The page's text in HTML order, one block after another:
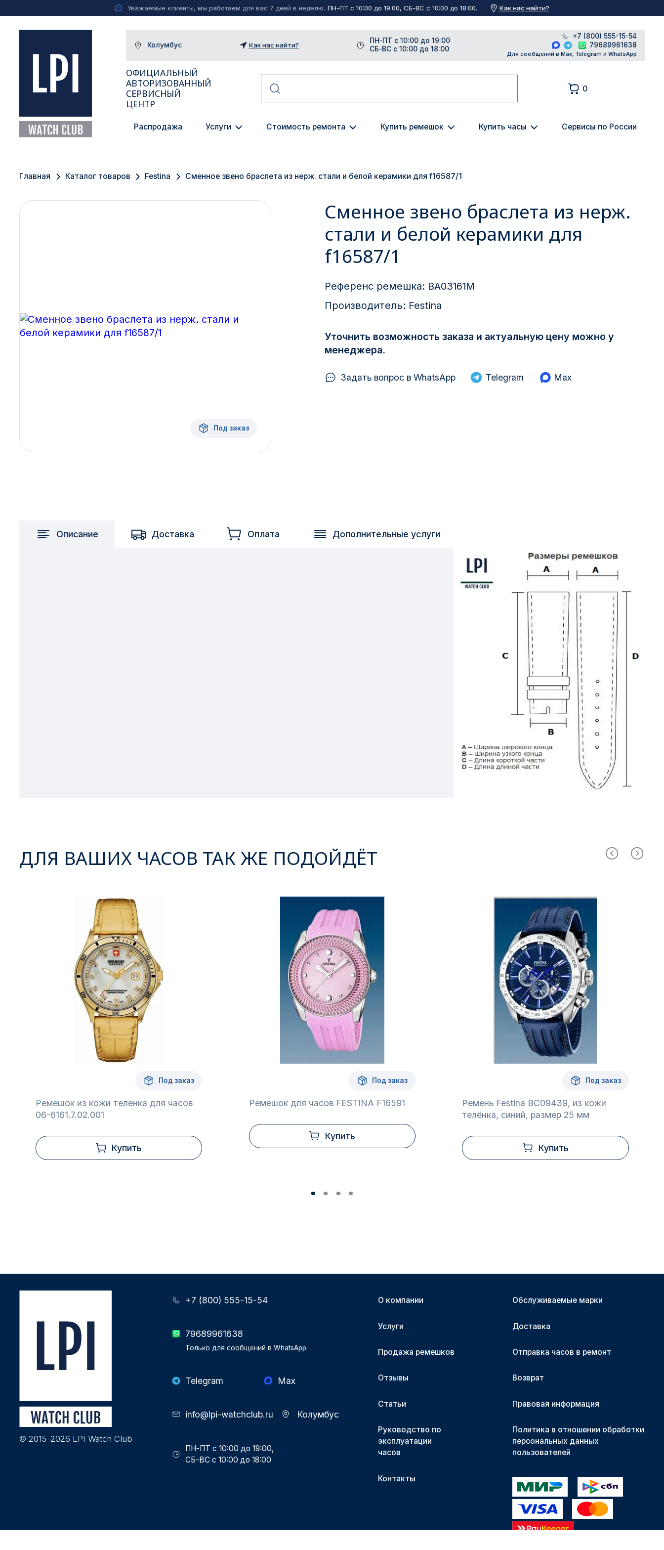
Уважаемые клиенты, мы работаем для вас 7 дней в неделю. ПН-ПТ с 10:00 до 19:00, СБ-ВС с 10:00 до 18:00. Как нас найти?
Колумбус
Санкт-Петербург
Новосибирск
Кемерово
Как нас найти?
ПН-ПТ с 10:00 до 19:00
СБ-ВС с 10:00 до 18:00
+7 (800) 555-15-54
79689961638
Для сообщений в Max, Telegram и WhatsApp
ОФИЦИАЛЬНЫЙ
АВТОРИЗОВАННЫЙ
СЕРВИСНЫЙ
ЦЕНТР
0
Распродажа Услуги Стоимость ремонта Купить ремешок Купить часы Сервисы по России
Главная Каталог товаров Festina Сменное звено браслета из нерж. стали и белой керамики для f16587/1
Под заказ
Сменное звено браслета из нерж.
стали и белой керамики для
f16587/1
Референс ремешка: BA03161M
Производитель: Festina
Уточнить возможность заказа и актуальную цену можно у
менеджера.
Задать вопрос в WhatsApp Telegram Max
Описание Доставка Оплата Дополнительные услуги
ДЛЯ ВАШИХ ЧАСОВ ТАК ЖЕ ПОДОЙДЁТ
Под заказ
Ремешок из кожи теленка для часов
06-6161.7.02.001
Купить
Под заказ
Ремешок для часов FESTINA F16591
Купить
Под заказ
Ремень Festina BC09439, из кожи
телёнка, синий, размер 25 мм
Купить
‹
© 2015–2026 LPI Watch Club
+7 (800) 555-15-54
79689961638
Только для сообщений в WhatsApp
Telegram Max
info@lpi-watchclub.ru Колумбус
ПН-ПТ с 10:00 до 19:00,
СБ-ВС с 10:00 до 18:00
О компании
Услуги
Продажа ремешков
Отзывы
Статьи
Руководство по
эксплуатации
часов
Контакты
Обслуживаемые марки
Доставка
Отправка часов в ремонт
Возврат
Правовая информация
Политика в отношении обработки
персональных данных
пользователей